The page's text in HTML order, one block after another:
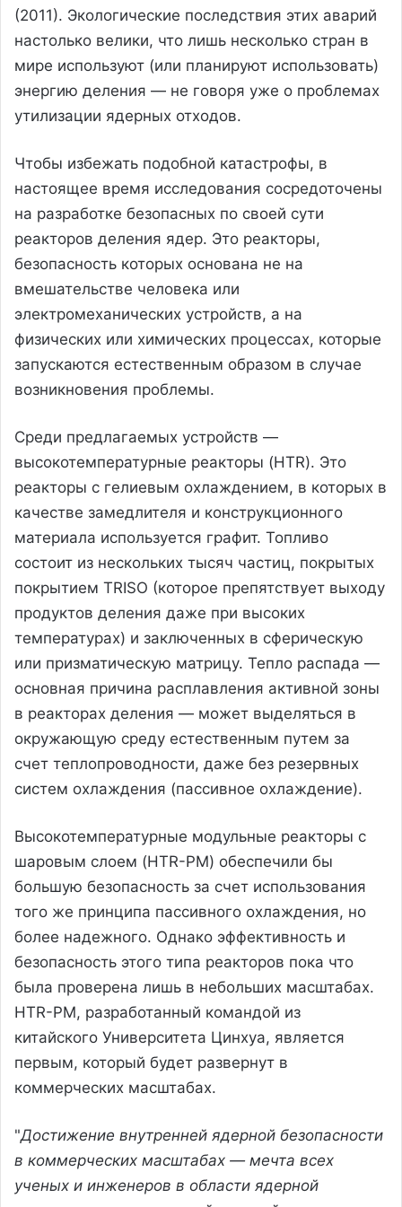
(2011). Экологические последствия этих аварий
настолько велики, что лишь несколько стран в
мире используют (или планируют использовать)
энергию деления — не говоря уже о проблемах
утилизации ядерных отходов.
Чтобы избежать подобной катастрофы, в
настоящее время исследования сосредоточены
на разработке безопасных по своей сути
реакторов деления ядер. Это реакторы,
безопасность которых основана не на
вмешательстве человека или
электромеханических устройств, а на
физических или химических процессах, которые
запускаются естественным образом в случае
возникновения проблемы.
Среди предлагаемых устройств —
высокотемпературные реакторы (HTR). Это
реакторы с гелиевым охлаждением, в которых в
качестве замедлителя и конструкционного
материала используется графит. Топливо
состоит из нескольких тысяч частиц, покрытых
покрытием TRISO (которое препятствует выходу
продуктов деления даже при высоких
температурах) и заключенных в сферическую
или призматическую матрицу. Тепло распада —
основная причина расплавления активной зоны
в реакторах деления — может выделяться в
окружающую среду естественным путем за
счет теплопроводности, даже без резервных
систем охлаждения (пассивное охлаждение).
Высокотемпературные модульные реакторы с
шаровым слоем (HTR-PM) обеспечили бы
большую безопасность за счет использования
того же принципа пассивного охлаждения, но
более надежного. Однако эффективность и
безопасность этого типа реакторов пока что
была проверена лишь в небольших масштабах.
HTR-PM, разработанный командой из
китайского Университета Цинхуа, является
первым, который будет развернут в
коммерческих масштабах.
"Достижение внутренней ядерной безопасности
в коммерческих масштабах — мечта всех
ученых и инженеров в области ядерной